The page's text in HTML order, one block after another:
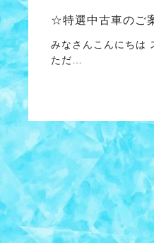
☆特選中古車のご
みなさんこんにちは
ただ…